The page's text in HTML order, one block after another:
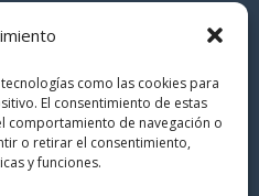
como las cookies para
El consentimiento de estas
comportamiento de navegación o
o retirar el consentimiento,
y funciones.